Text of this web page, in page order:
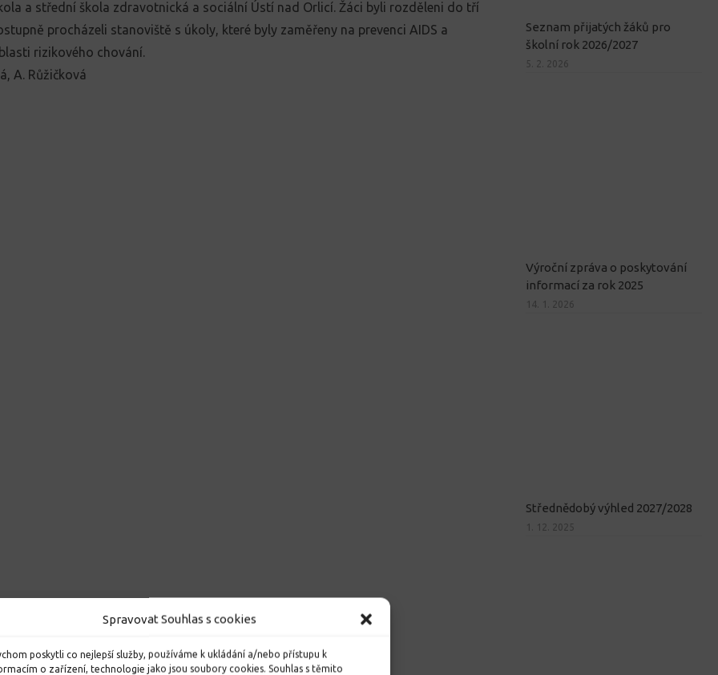
Spravovat Souhlas s cookies
poskytli co nejlepší služby, používáme k ukládání a/nebo přístupu k
o zařízení, technologie jako jsou soubory cookies. Souhlas s těmito
a střední škola zdravotnická a sociální Ústí nad Orlicí. Žáci byli rozděleni do tří
procházeli stanoviště s úkoly, které byly zaměřeny na prevenci AIDS a
rizikového chování.
A. Růžičková
Seznam přijatých žáků pro
školní rok 2026/2027
5. 2. 2026
Výroční zpráva o poskytování
informací za rok 2025
14. 1. 2026
Střednědobý výhled 2027/2028
1. 12. 2025